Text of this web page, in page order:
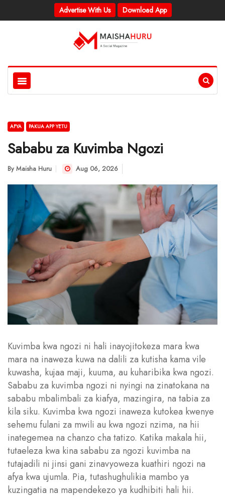
Advertise With Us Download App
AFYA PAKUA APP YETU
Sababu za Kuvimba Ngozi
By Maisha Huru Aug 06, 2026
Kuvimba kwa ngozi ni hali inayojitokeza mara kwa
mara na inaweza kuwa na dalili za kutisha kama vile
kuwasha, kujaa maji, kuuma, au kuharibika kwa ngozi.
Sababu za kuvimba ngozi ni nyingi na zinatokana na
sababu mbalimbali za kiafya, mazingira, na tabia za
kila siku. Kuvimba kwa ngozi inaweza kutokea kwenye
sehemu fulani za mwili au kwa ngozi nzima, na hii
inategemea na chanzo cha tatizo. Katika makala hii,
tutaeleza kwa kina sababu za ngozi kuvimba na
tutajadili ni jinsi gani zinavyoweza kuathiri ngozi na
afya kwa ujumla. Pia, tutashughulikia mambo ya
kuzingatia na mapendekezo ya kudhibiti hali hii.